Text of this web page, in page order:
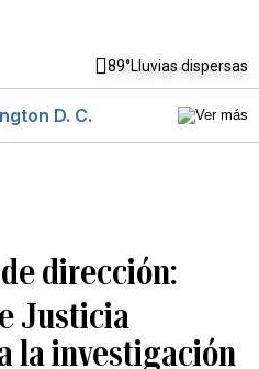
89°Lluvias dispersas
D. C.
dirección:
Justicia
la investigación